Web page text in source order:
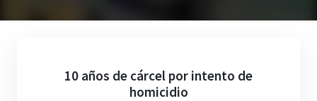
10 años de cárcel por intento de
homicidio